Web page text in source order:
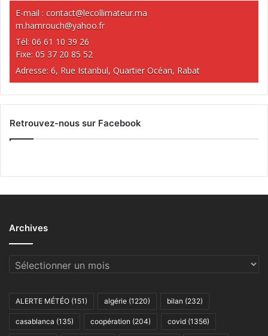
E-mail : contact@lecollimateur.ma
m.hamrouch@yahoo.fr
Tél: 06 61 10 39 26
Fixe: 05 37 20 85 52
Adresse: 6, Rue Istanbul, Quartier Océan, Rabat
Retrouvez-nous sur Facebook
Archives
Archives
ALERTE MÉTÉO (151) algérie (1220) bilan (232)
casablanca (135) coopération (204) covid (1356)